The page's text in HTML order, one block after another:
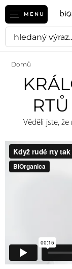
MENU
Domů
Věděli jste,